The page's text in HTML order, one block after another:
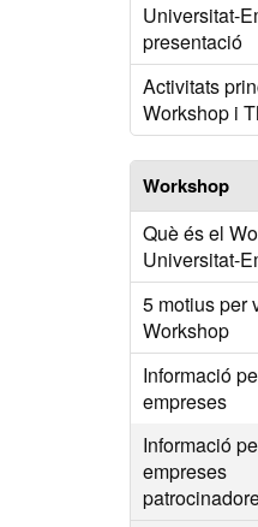
Universitat-
presentació
Activitats
Workshop i
Workshop
Què és el
Universitat-
5 motius per
Workshop
Informació
empreses
Informació
empreses